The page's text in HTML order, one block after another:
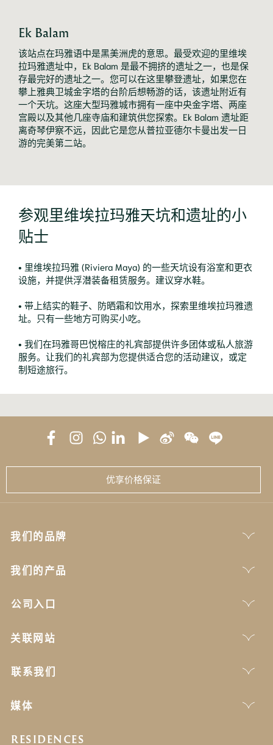
Ek Balam
该站点在玛雅语中是黑美洲虎的意思。最受欢迎的里维埃
拉玛雅遗址中，Ek Balam 是最不拥挤的遗址之一，也是保
存最完好的遗址之一。您可以在这里攀登遗址，如果您在
攀上雅典卫城金字塔的台阶后想畅游的话，该遗址附近有
一个天坑。这座大型玛雅城市拥有一座中央金字塔、两座
宫殿以及其他几座寺庙和建筑供您探索。Ek Balam 遗址距
离奇琴伊察不远，因此它是您从普拉亚德尔卡曼出发一日
游的完美第二站。
参观里维埃拉玛雅天坑和遗址的小
贴士
• 里维埃拉玛雅 (Riviera Maya) 的一些天坑设有浴室和更衣
设施，并提供浮潜装备租赁服务。建议穿水鞋。
• 带上结实的鞋子、防晒霜和饮用水，探索里维埃拉玛雅遗
址。只有一些地方可购买小吃。
• 我们在玛雅哥巴悦榕庄的礼宾部提供许多团体或私人旅游
服务。让我们的礼宾部为您提供适合您的活动建议，或定
制短途旅行。
优享价格保证
我们的品牌
我们的产品
公司入口
关联网站
联系我们
媒体
RESIDENCES